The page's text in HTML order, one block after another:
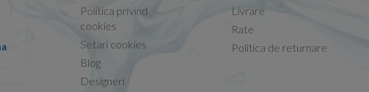
Conform descrierii!
13.02.2026
Politica privind
cookies
Setari cookies
Blog
Designeri
Livrare
Rate
Politica de returnare